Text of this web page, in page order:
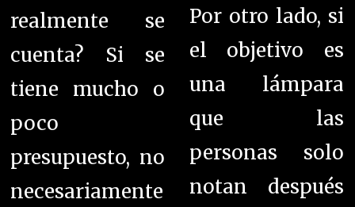
realmente se
cuenta? Si se
tiene mucho o
poco
presupuesto, no
necesariamente
Por otro lado, si
el objetivo es
una lámpara
que las
personas solo
notan después